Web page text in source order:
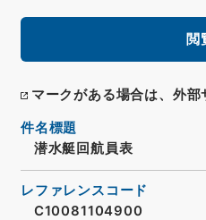
閲
マークがある場合は、外部
件名標題
潜水艇回航員表
レファレンスコード
C10081104900